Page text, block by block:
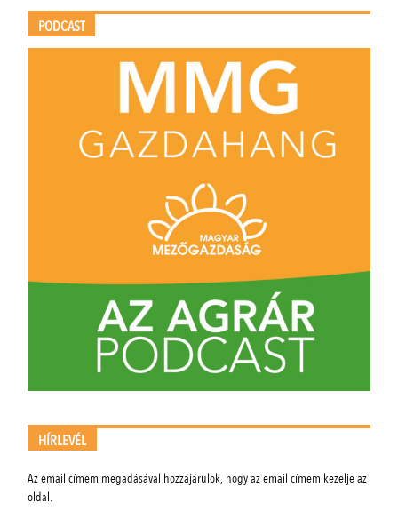
PODCAST
HÍRLEVÉL
Az email címem megadásával hozzájárulok, hogy az email címem kezelje az
oldal.